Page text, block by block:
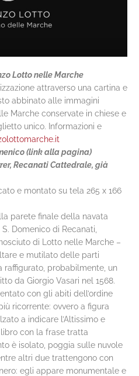
Lotto nelle Marche
attraverso una cartina e
abbinato alle immagini
Marche conservate in chiese e
unico. Informazioni e
(link alla pagina)
Recanati Cattedrale, già
e montato su tela 265 x 166
parete finale della navata
Domenico di Recanati,
di Lotto nelle Marche –
e mutilato delle parti
raffigurato, probabilmente, un
da Giorgio Vasari nel 1568.
con gli abiti dell’ordine
ricorrente: ovvero a figura
a indicare l’Altissimo e
con la frase tratta
è isolato, poggia sulle nuvole
altri due trattengono con
egli appare monumentale e